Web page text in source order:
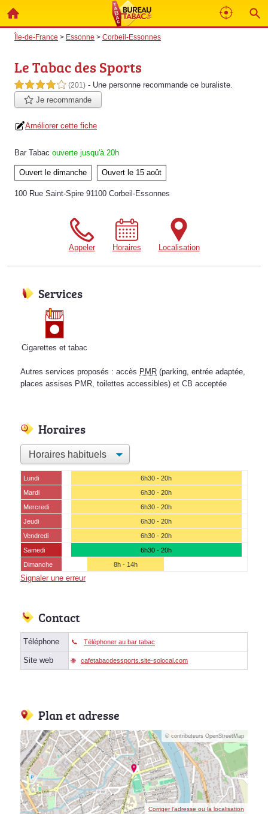
Île-de-France > Essonne > Corbeil-Essonnes
Le Tabac des Sports
4,0 étoiles sur 5 (201) - Une personne recommande ce buraliste.
Je recommande
Améliorer cette fiche
Bar Tabac ouverte jusqu'à 20h
Ouvert le dimanche Ouvert le 15 août
100 Rue Saint-Spire 91100 Corbeil-Essonnes
Appeler Horaires Localisation
Services
Cigarettes et tabac
Autres services proposés : accès PMR (parking, entrée adaptée,
places assises PMR, toilettes accessibles) et CB acceptée
Horaires
Lundi
6h30 - 20h
Mardi
6h30 - 20h
Mercredi
6h30 - 20h
Jeudi
6h30 - 20h
Vendredi
6h30 - 20h
Samedi
6h30 - 20h
Dimanche
8h - 14h
Signaler une erreur
Contact
Téléphone Téléphoner au bar tabac
Site web cafetabacdessports.site-solocal.com
Plan et adresse
© contributeurs OpenStreetMap
Corriger l’adresse ou la localisation